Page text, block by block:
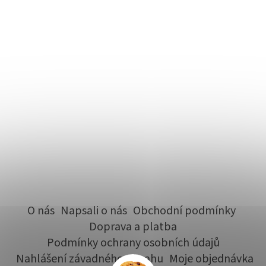
O nás Napsali o nás Obchodní podmínky
Doprava a platba
Podmínky ochrany osobních údajů
Nahlášení závadného obsahu Moje objednávka